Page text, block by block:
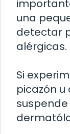
una
detectar
alérgicas.
Si
picazón